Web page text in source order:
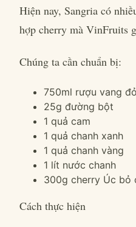
Hiện nay, Sangria có
hợp cherry mà VinFruits
Chúng ta cần chuẩn bị:
750ml rượu vang
25g đường bột
1 quả cam
1 quả chanh xanh
1 quả chanh vàng
1 lít nước chanh
300g cherry Úc bỏ
Cách thực hiện